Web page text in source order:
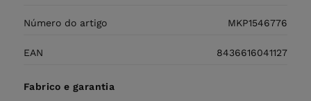
Número do artigo MKP1546776
EAN 8436616041127
Fabrico e garantia